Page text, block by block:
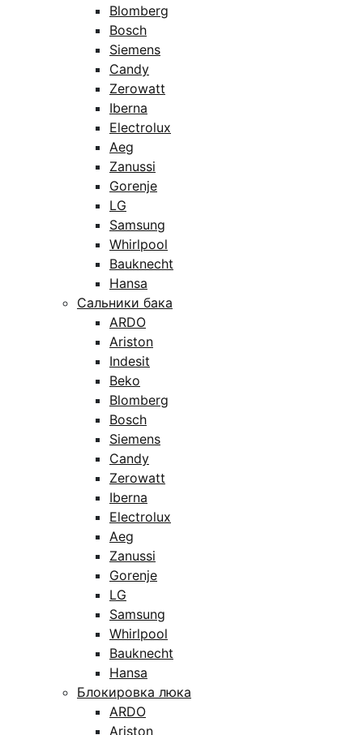
Blomberg
Bosch
Siemens
Candy
Zerowatt
Iberna
Electrolux
Aeg
Zanussi
Gorenje
LG
Samsung
Whirlpool
Bauknecht
Hansa
Сальники бака
ARDO
Ariston
Indesit
Beko
Blomberg
Bosch
Siemens
Candy
Zerowatt
Iberna
Electrolux
Aeg
Zanussi
Gorenje
LG
Samsung
Whirlpool
Bauknecht
Hansa
Блокировка люка
ARDO
Ariston